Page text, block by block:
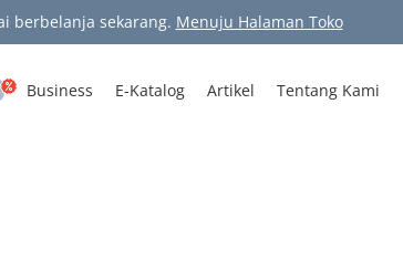
berbelanja sekarang. Menuju Halaman Toko
Business E-Katalog Artikel Tentang Kami